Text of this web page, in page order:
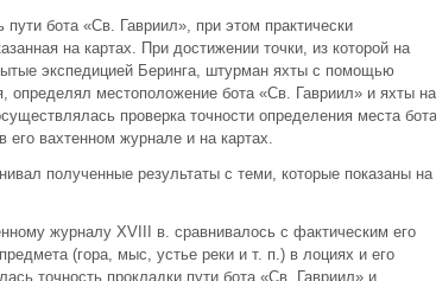
бота «Св. Гавриил», при этом практически
на картах. При достижении точки, из которой на
экспедицией Беринга, штурман яхты с помощью
определял местоположение бота «Св. Гавриил» и яхты на
проверка точности определения места бота
вахтенном журнале и на картах.
полученные результаты с теми, которые показаны на
журналу XVIII в. сравнивалось с фактическим его
(гора, мыс, устье реки и т. п.) в лоциях и его
точность прокладки пути бота «Св. Гавриил» и